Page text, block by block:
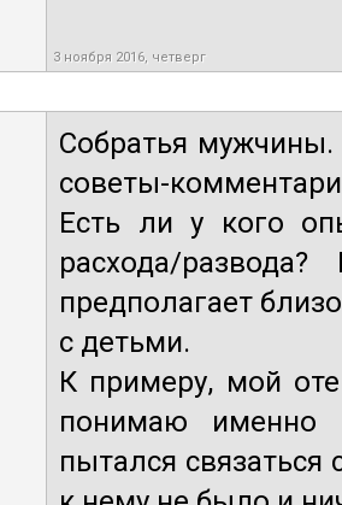
3 ноября 2016, четверг
Собратья
советы-
Есть ли у кого
расхода/
предполагает
с детьми.
К примеру, мой
понимаю именно
пытался